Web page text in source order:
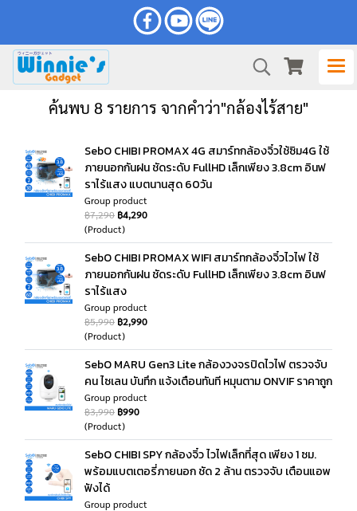
ค้นพบ 8 รายการ จากคำว่า"กล้องไร้สาย"
SebO CHIBI PROMAX 4G สมาร์ทกล้องจิ๋วใช้ซิม4G ใช้
ภายนอกกันฝน ชัดระดับ FullHD เล็กเพียง 3.8cm อินฟ
ราไร้แสง แบตนานสุด 60วัน
Group product
฿7,290 ฿4,290
(Product)
SebO CHIBI PROMAX WIFI สมาร์ทกล้องจิ๋วไวไฟ ใช้
ภายนอกกันฝน ชัดระดับ FullHD เล็กเพียง 3.8cm อินฟ
ราไร้แสง
Group product
฿5,990 ฿2,990
(Product)
SebO MARU Gen3 Lite กล้องวงจรปิดไวไฟ ตรวจจับ
คน ไซเลน บันทึก แจ้งเตือนทันที หมุนตาม ONVIF ราคาถูก
Group product
฿3,990 ฿990
(Product)
SebO CHIBI SPY กล้องจิ๋ว ไวไฟเล็กที่สุด เพียง 1 ซม.
พร้อมแบตเตอรี่ภายนอก ชัด 2 ล้าน ตรวจจับ เตือนแอพ
ฟังได้
Group product